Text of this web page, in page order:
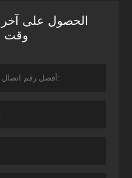
الحصول على
وقت